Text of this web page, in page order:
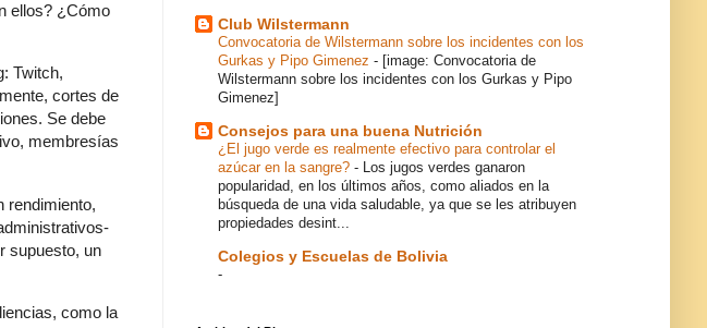
ellos? ¿Cómo
Twitch,
cortes de
Se debe
membresías
rendimiento,
supuesto, un
como la
Club Wilstermann
Convocatoria de Wilstermann sobre los incidentes con los
Gurkas y Pipo Gimenez - [image: Convocatoria de
Wilstermann sobre los incidentes con los Gurkas y Pipo
Gimenez]
Consejos para una buena Nutrición
¿El jugo verde es realmente efectivo para controlar el
azúcar en la sangre? - Los jugos verdes ganaron
popularidad, en los últimos años, como aliados en la
búsqueda de una vida saludable, ya que se les atribuyen
propiedades desint...
Colegios y Escuelas de Bolivia
-